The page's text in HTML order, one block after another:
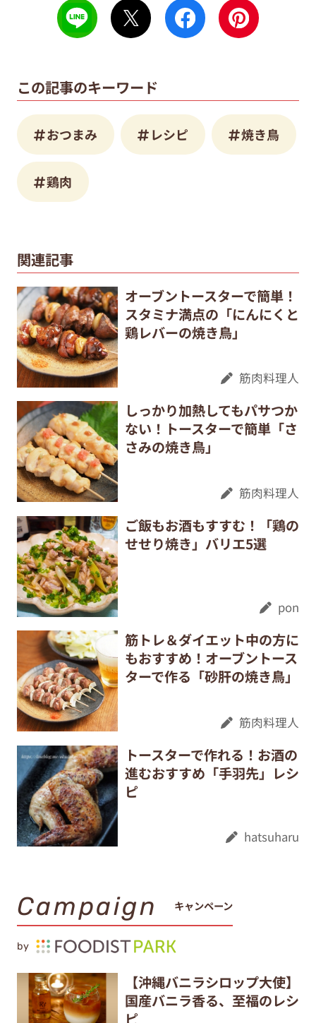
この記事のキーワード
おつまみ レシピ 焼き鳥
鶏肉
関連記事
オーブントースターで簡単！
スタミナ満点の「にんにくと
鶏レバーの焼き鳥」
筋肉料理人
しっかり加熱してもパサつか
ない！トースターで簡単「さ
さみの焼き鳥」
筋肉料理人
ご飯もお酒もすすむ！「鶏の
せせり焼き」バリエ5選
pon
筋トレ＆ダイエット中の方に
もおすすめ！オーブントース
ターで作る「砂肝の焼き鳥」
筋肉料理人
トースターで作れる！お酒の
進むおすすめ「手羽先」レシ
ピ
hatsuharu
Campaign キャンペーン
by
【沖縄バニラシロップ大使】
国産バニラ香る、至福のレシ
ピ